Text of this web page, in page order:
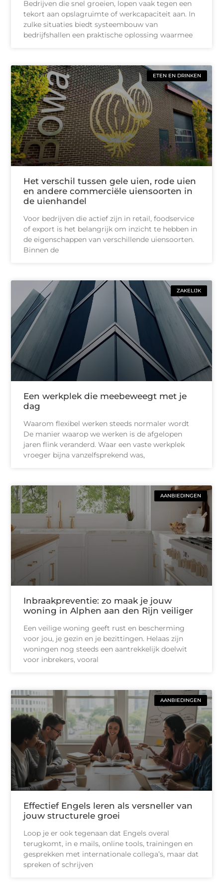
Bedrijven die snel groeien, lopen vaak tegen een
tekort aan opslagruimte of werkcapaciteit aan. In
zulke situaties biedt systeembouw van
bedrijfshallen een praktische oplossing waarmee
ETEN EN DRINKEN
Het verschil tussen gele uien, rode uien
en andere commerciële uiensoorten in
de uienhandel
Voor bedrijven die actief zijn in retail, foodservice
of export is het belangrijk om inzicht te hebben in
de eigenschappen van verschillende uiensoorten.
Binnen de
ZAKELIJK
Een werkplek die meebeweegt met je
dag
Waarom flexibel werken steeds normaler wordt
De manier waarop we werken is de afgelopen
jaren flink veranderd. Waar een vaste werkplek
vroeger bijna vanzelfsprekend was,
AANBIEDINGEN
Inbraakpreventie: zo maak je jouw
woning in Alphen aan den Rijn veiliger
Een veilige woning geeft rust en bescherming
voor jou, je gezin en je bezittingen. Helaas zijn
woningen nog steeds een aantrekkelijk doelwit
voor inbrekers, vooral
AANBIEDINGEN
Effectief Engels leren als versneller van
jouw structurele groei
Loop je er ook tegenaan dat Engels overal
terugkomt, in e mails, online tools, trainingen en
gesprekken met internationale collega’s, maar dat
spreken of schrijven